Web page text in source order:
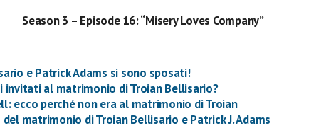
Season 3 – Episode 16: “Misery Loves Company”
e Patrick Adams si sono sposati!
invitati al matrimonio di Troian Bellisario?
ecco perché non era al matrimonio di Troian
matrimonio di Troian Bellisario e Patrick J. Adams